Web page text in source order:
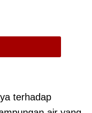
terhadap